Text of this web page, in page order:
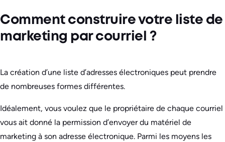
Comment construire votre liste de
marketing par courriel ?
La création d’une liste d’adresses électroniques peut prendre
de nombreuses formes différentes.
Idéalement, vous voulez que le propriétaire de chaque courriel
vous ait donné la permission d’envoyer du matériel de
marketing à son adresse électronique. Parmi les moyens les